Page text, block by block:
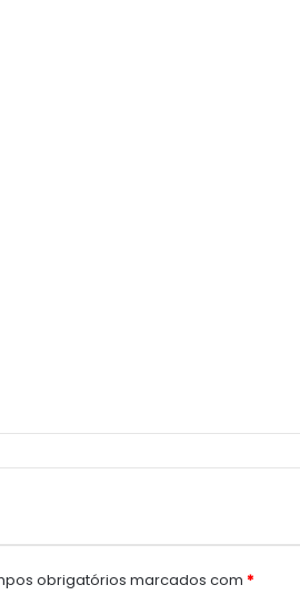
obrigatórios marcados com *